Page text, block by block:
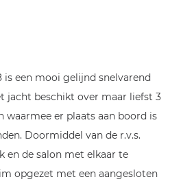
een mooi gelijnd snelvarend
jacht beschikt over maar liefst 3
waarmee er plaats aan boord is
Doormiddel van de r.v.s.
en de salon met elkaar te
opgezet met een aangesloten